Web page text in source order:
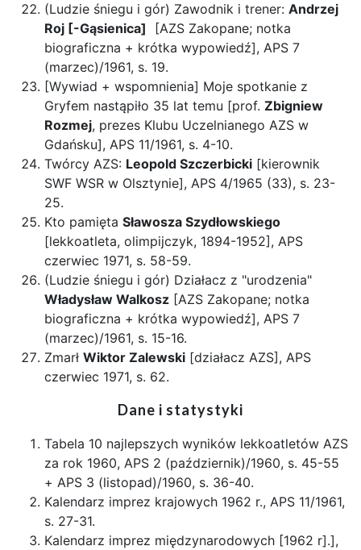
(Ludzie śniegu i gór) Zawodnik i trener: Andrzej
Roj [-Gąsienica] [AZS Zakopane; notka
biograficzna + krótka wypowiedź], APS 7
(marzec)/1961, s. 19.
[Wywiad + wspomnienia] Moje spotkanie z
Gryfem nastąpiło 35 lat temu [prof. Zbigniew
Rozmej, prezes Klubu Uczelnianego AZS w
Gdańsku], APS 11/1961, s. 4-10.
Twórcy AZS: Leopold Szczerbicki [kierownik
SWF WSR w Olsztynie], APS 4/1965 (33), s. 23-
25.
Kto pamięta Sławosza Szydłowskiego
[lekkoatleta, olimpijczyk, 1894-1952], APS
czerwiec 1971, s. 58-59.
(Ludzie śniegu i gór) Działacz z "urodzenia"
Władysław Walkosz [AZS Zakopane; notka
biograficzna + krótka wypowiedź], APS 7
(marzec)/1961, s. 15-16.
Zmarł Wiktor Zalewski [działacz AZS], APS
czerwiec 1971, s. 62.
Dane i statystyki
Tabela 10 najlepszych wyników lekkoatletów AZS
za rok 1960, APS 2 (październik)/1960, s. 45-55
+ APS 3 (listopad)/1960, s. 36-40.
Kalendarz imprez krajowych 1962 r., APS 11/1961,
s. 27-31.
Kalendarz imprez międzynarodowych [1962 r].],